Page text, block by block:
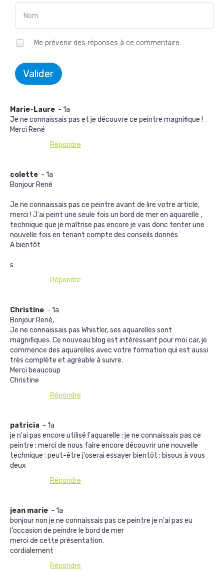
Me prévenir des réponses à ce commentaire
Valider
Marie-Laure - 1a
Je ne connaissais pas et je découvre ce peintre magnifique !
Merci René
Répondre
colette - 1a
Bonjour René
Je ne connaissais pas ce peintre avant de lire votre article,
merci ! J'ai peint une seule fois un bord de mer en aquarelle ,
technique que je maîtrise pas encore je vais donc tenter une
nouvelle fois en tenant compte des conseils donnés
A bientôt
s
Répondre
Christine - 1a
Bonjour René,
Je ne connaissais pas Whistler, ses aquarelles sont
magnifiques. Ce nouveau blog est intéressant pour moi car, je
commence des aquarelles avec votre formation qui est aussi
très complète et agréable à suivre.
Merci beaucoup
Christine
Répondre
patricia - 1a
je n'ai pas encore utilisé l'aquarelle ; je ne connaissais pas ce
peintre ; merci de nous faire encore découvrir une nouvelle
technique ; peut-être j'oserai essayer bientôt ; bisous à vous
deux
Répondre
jean marie - 1a
bonjour non je ne connaissais pas ce peintre je n'ai pas eu
l'occasion de peindre le bord de mer
merci de cette présentation.
cordialement
Répondre